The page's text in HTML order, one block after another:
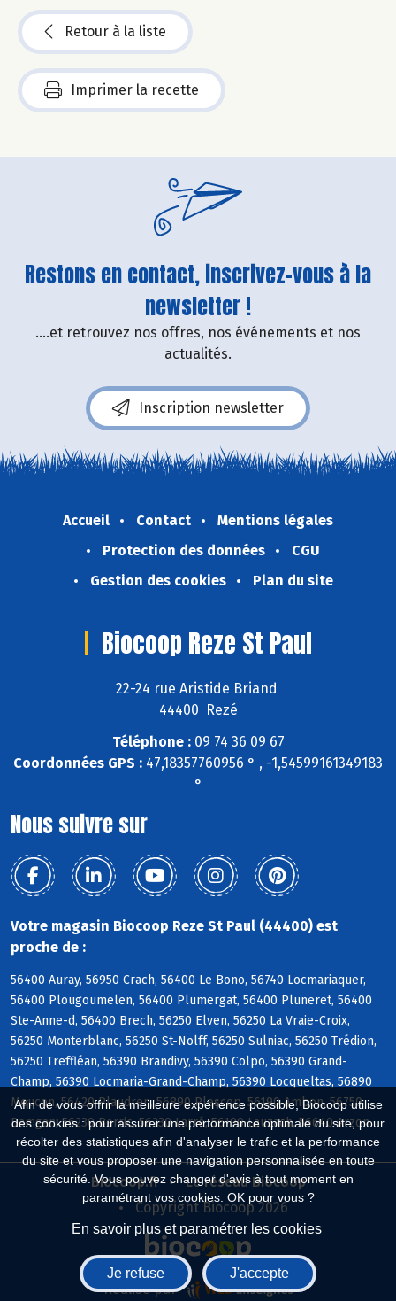
Afin de vous offrir la meilleure expérience possible, Biocoop utilise
des cookies : pour assurer une performance optimale du site, pour
récolter des statistiques afin d'analyser le trafic et la performance
du site et vous proposer une navigation personnalisée en toute
sécurité. Vous pouvez changer d'avis à tout moment en
paramétrant vos cookies. OK pour vous ?
En savoir plus et paramétrer les cookies
Je refuse J'accepte
Retour à la liste
Imprimer la recette
Restons en contact, inscrivez-vous à la
newsletter !
....et retrouvez nos offres, nos événements et nos
actualités.
Inscription newsletter
Accueil Contact
Mentions légales
Protection des données
CGU
Gestion des cookies
Plan du site
Biocoop Reze St Paul
22-24 rue Aristide Briand
44400 Rezé
Téléphone :09 74 36 09 67
Coordonnées GPS : 47,18357760956 ° , -1,54599161349183
°
Nous suivre sur
Votre magasin Biocoop Reze St Paul (44400) est
proche de :
56400 Auray, 56950 Crach, 56400 Le Bono, 56740 Locmariaquer,
56400 Plougoumelen, 56400 Plumergat, 56400 Pluneret, 56400
Ste-Anne-d, 56400 Brech, 56250 Elven, 56250 La Vraie-Croix,
56250 Monterblanc, 56250 St-Nolff, 56250 Sulniac, 56250 Trédion,
56250 Treffléan, 56390 Brandivy, 56390 Colpo, 56390 Grand-
Champ, 56390 Locmaria-Grand-Champ, 56390 Locqueltas, 56890
Meucon, 56420 Plaudren, 56890 Plescop, 56190 Ambon, 56750
Damgan, 56230 Berric, 56230 Larré, 56190 Lauzach, 56640 Arzon
Biocoop.fr
Le réseau Biocoop
Copyright Biocoop 2026
Réalisé par